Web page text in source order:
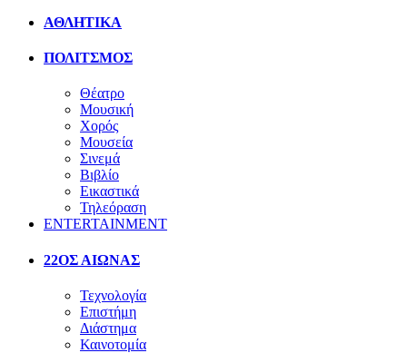
ΑΘΛΗΤΙΚΑ
ΠΟΛΙΤΣΜΟΣ
Θέατρο
Μουσική
Χορός
Μουσεία
Σινεμά
Βιβλίο
Εικαστικά
Τηλεόραση
ENTERTAINMENT
22ΟΣ ΑΙΩΝΑΣ
Τεχνολογία
Επιστήμη
Διάστημα
Καινοτομία